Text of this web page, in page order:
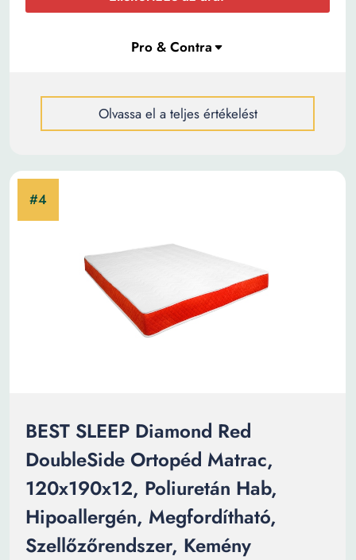
Olvassa el a teljes értékelést
BEST SLEEP Diamond Red
DoubleSide Ortopéd Matrac,
120x190x12, Poliuretán Hab,
Hipoallergén, Megfordítható,
Szellőzőrendszer, Kemény